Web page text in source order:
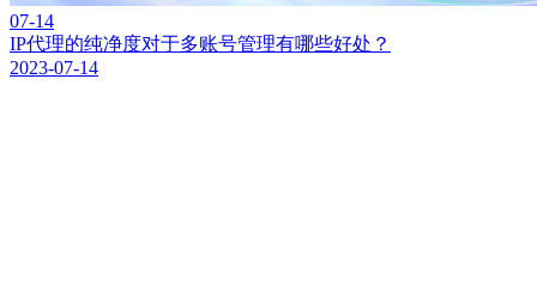
07-14
IP代理的纯净度对于多账号管理有哪些好处？
2023-07-14